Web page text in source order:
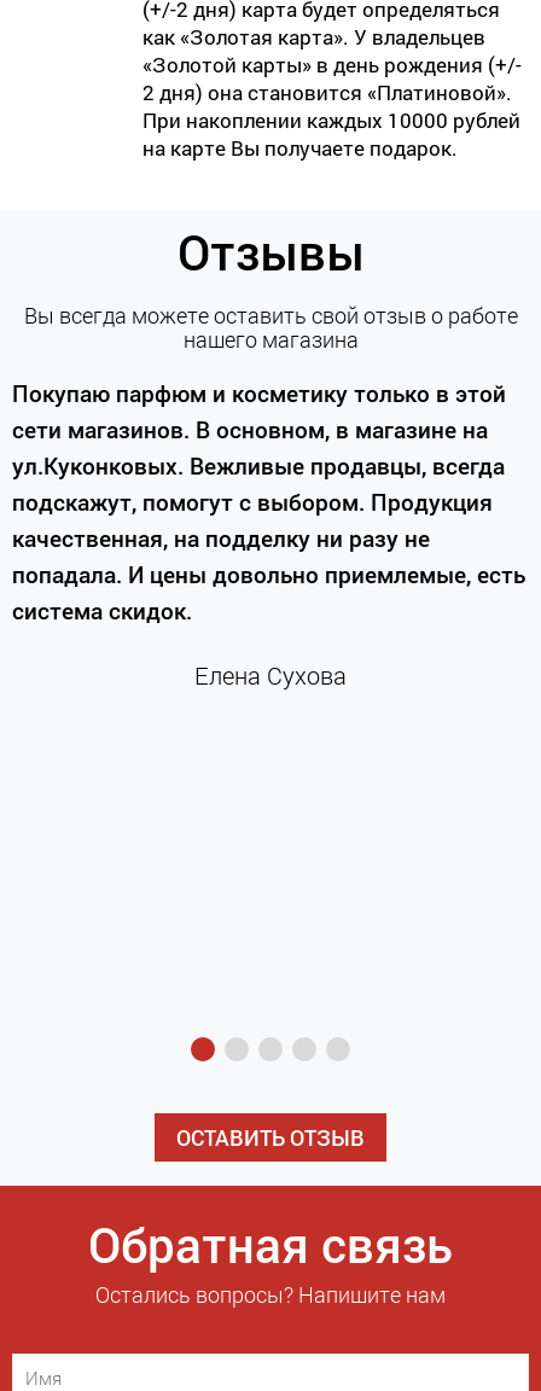
(+/-2 дня) карта будет определяться
как «Золотая карта». У владельцев
«Золотой карты» в день рождения (+/-
2 дня) она становится «Платиновой».
При накоплении каждых 10000 рублей
на карте Вы получаете подарок.
Отзывы
Вы всегда можете оставить свой отзыв о работе
нашего магазина
Покупаю парфюм и косметику только в этой
сети магазинов. В основном, в магазине на
ул.Куконковых. Вежливые продавцы, всегда
подскажут, помогут с выбором. Продукция
качественная, на подделку ни разу не
попадала. И цены довольно приемлемые, есть
система скидок.
Елена Сухова
ОСТАВИТЬ ОТЗЫВ
Обратная связь
Остались вопросы? Напишите нам